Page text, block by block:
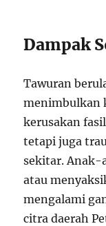
Dampak
Tawuran
menimbulkan
kerusakan
tetapi juga
sekitar. Anak-
atau
mengalami
citra daerah